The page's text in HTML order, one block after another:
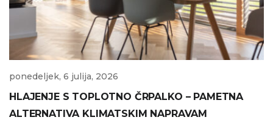
ponedeljek, 6 julija, 2026
HLAJENJE S TOPLOTNO ČRPALKO – PAMETNA
ALTERNATIVA KLIMATSKIM NAPRAVAM